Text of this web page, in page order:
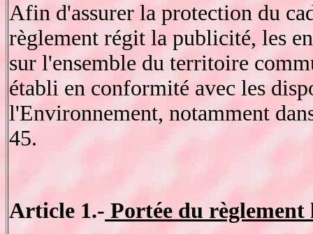
Afin d'assurer la protection du
règlement régit la publicité, les
sur l'ensemble du territoire
établi en conformité avec les
l'Environnement, notamment
45.
Article 1.- Portée du règlement